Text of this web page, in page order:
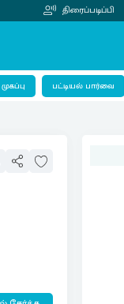
திரைப்படிப்பி
முகப்பு பட்டியல் பார்வை